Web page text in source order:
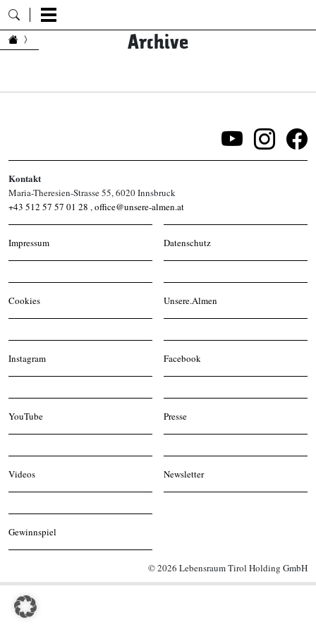
Zum Inhalt springen Archive
Kontakt
Maria-Theresien-Strasse 55, 6020 Innsbruck
+43 512 57 57 01 28 ,office@unsere-almen.at
Impressum Datenschutz
Cookies Unsere.Almen
Instagram Facebook
YouTube Presse
Videos Newsletter
Gewinnspiel
© 2026 Lebensraum Tirol Holding GmbH